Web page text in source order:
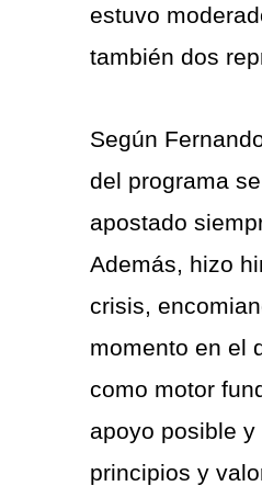
estuvo
también dos
Según
del programa
apostado
Además, hizo
crisis,
momento en el
como motor
apoyo posible
principios y